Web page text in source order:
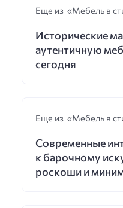
Еще из «Мебель в
Исторические
аутентичную
сегодня
Еще из «Мебель в
Современные
к барочному
роскоши и